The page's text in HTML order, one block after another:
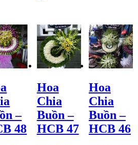
–
48
Hoa
Chia
Buồn –
HCB 47
Hoa
Chia
Buồn –
HCB 46